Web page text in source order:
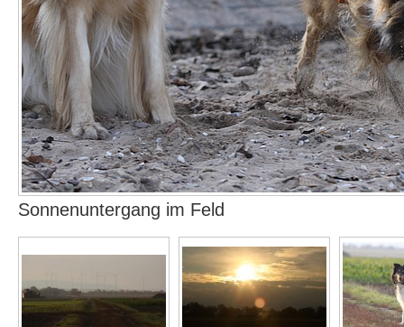
Sonnenuntergang im Feld